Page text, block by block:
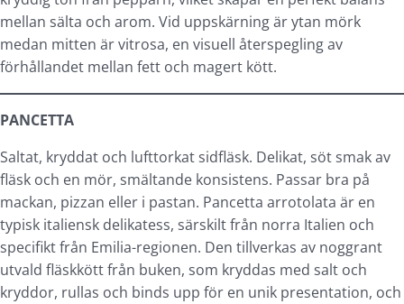
mellan sälta och arom. Vid uppskärning är ytan mörk
medan mitten är vitrosa, en visuell återspegling av
förhållandet mellan fett och magert kött.
PANCETTA
Saltat, kryddat och lufttorkat sidfläsk. Delikat, söt smak av
fläsk och en mör, smältande konsistens. Passar bra på
mackan, pizzan eller i pastan. Pancetta arrotolata är en
typisk italiensk delikatess, särskilt från norra Italien och
specifikt från Emilia-regionen. Den tillverkas av noggrant
utvald fläskkött från buken, som kryddas med salt och
kryddor, rullas och binds upp för en unik presentation, och